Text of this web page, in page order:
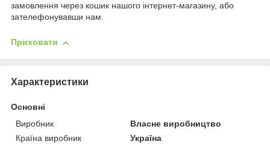
замовлення через кошик нашого інтернет-магазину, або
зателефонувавши нам.
Приховати
Характеристики
Основні
Виробник
Власне виробництво
Країна виробник
Україна